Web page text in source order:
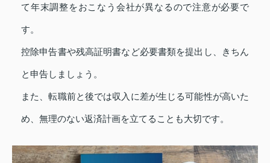
て年末調整をおこなう会社が異なるので注意が必要で
す。
控除申告書や残高証明書など必要書類を提出し、きちん
と申告しましょう。
また、転職前と後では収入に差が生じる可能性が高いた
め、無理のない返済計画を立てることも大切です。